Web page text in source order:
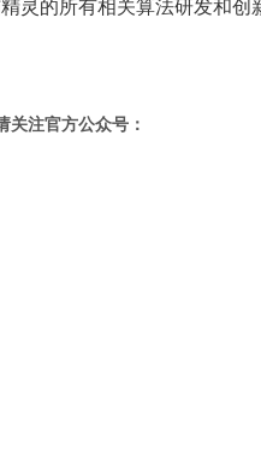
灵的所有相关算法研发和
关注官方公众号：